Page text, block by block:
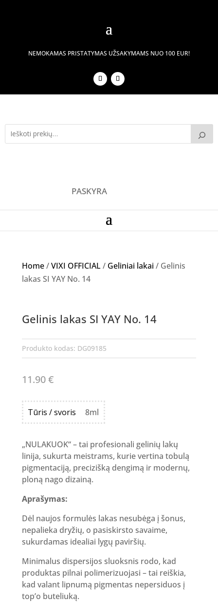
NEMOKAMAS PRISTATYMAS UŽSAKYMAMS NUO 100 EUR!
PASKYRA
Home/VIXI OFFICIAL/ Geliniai lakai / Gelinis
lakas SI YAY No. 14
Gelinis lakas SI YAY No. 14
Produkto kodas: DG09185
11.90€
Tūris / svoris 8ml
„NULAKUOK“ – tai profesionali gelinių lakų
linija, sukurta meistrams, kurie vertina tobulą
pigmentaciją, precizišką dengimą ir modernų,
ploną nago dizainą.
Aprašymas:
Dėl naujos formulės lakas nesubėga į šonus,
nepalieka dryžių, o pasiskirsto savaime,
sukurdamas idealiai lygų paviršių.
Minimalus dispersijos sluoksnis rodo, kad
produktas pilnai polimerizuojasi – tai reiškia,
kad valant lipnumą pigmentas nepersiduos į
top’o buteliuką.